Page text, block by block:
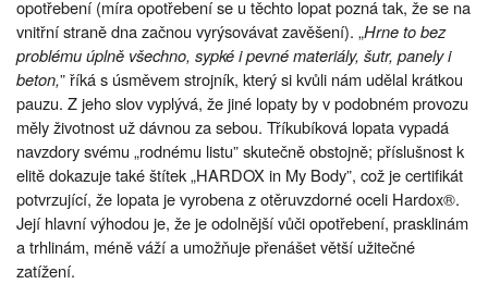
opotřebení (míra opotřebení se u těchto lopat pozná tak, že se na
vnitřní straně dna začnou vyrýsovávat zavěšení). „Hrne to bez
problému úplně všechno, sypké i pevné materiály, šutr, panely i
beton,” říká s úsměvem strojník, který si kvůli nám udělal krátkou
pauzu. Z jeho slov vyplývá, že jiné lopaty by v podobném provozu
měly životnost už dávnou za sebou. Tříkubíková lopata vypadá
navzdory svému „rodnému listu” skutečně obstojně; příslušnost k
elitě dokazuje také štítek „HARDOX in My Body”, což je certifikát
potvrzující, že lopata je vyrobena z otěruvzdorné oceli Hardox®.
Její hlavní výhodou je, že je odolnější vůči opotřebení, prasklinám
a trhlinám, méně váží a umožňuje přenášet větší užitečné
zatížení.